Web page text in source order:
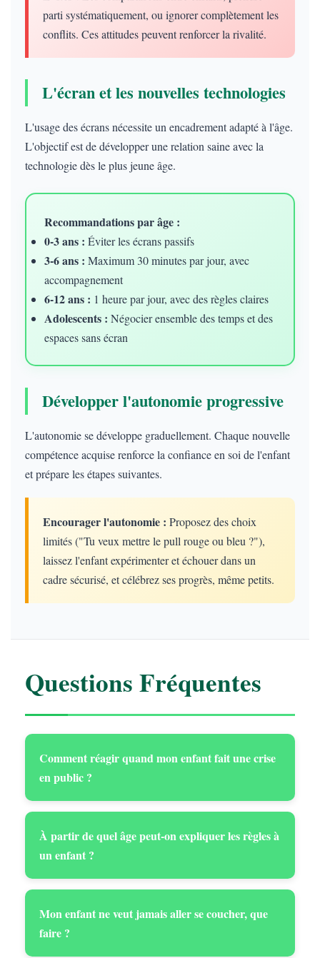
parti systématiquement, ou ignorer complètement les
conflits. Ces attitudes peuvent renforcer la rivalité.
L'écran et les nouvelles technologies
L'usage des écrans nécessite un encadrement adapté à l'âge.
L'objectif est de développer une relation saine avec la
technologie dès le plus jeune âge.
Recommandations par âge :
0-3 ans : Éviter les écrans passifs
3-6 ans : Maximum 30 minutes par jour, avec
accompagnement
6-12 ans : 1 heure par jour, avec des règles claires
Adolescents : Négocier ensemble des temps et des
espaces sans écran
Développer l'autonomie progressive
L'autonomie se développe graduellement. Chaque nouvelle
compétence acquise renforce la confiance en soi de l'enfant
et prépare les étapes suivantes.
Encourager l'autonomie : Proposez des choix
limités ("Tu veux mettre le pull rouge ou bleu ?"),
laissez l'enfant expérimenter et échouer dans un
cadre sécurisé, et célébrez ses progrès, même petits.
Questions Fréquentes
Comment réagir quand mon enfant fait une crise
en public ?
À partir de quel âge peut-on expliquer les règles à
un enfant ?
Mon enfant ne veut jamais aller se coucher, que
faire ?